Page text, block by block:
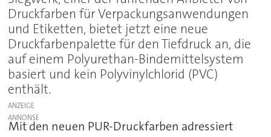
Druckfarben für Verpackungsanwendungen
und Etiketten, bietet jetzt eine neue
Druckfarbenpalette für den Tiefdruck an, die
auf einem Polyurethan-Bindemittelsystem
basiert und kein Polyvinylchlorid (PVC)
enthält.
ANZEIGE
Mit den neuen PUR-Druckfarben adressiert